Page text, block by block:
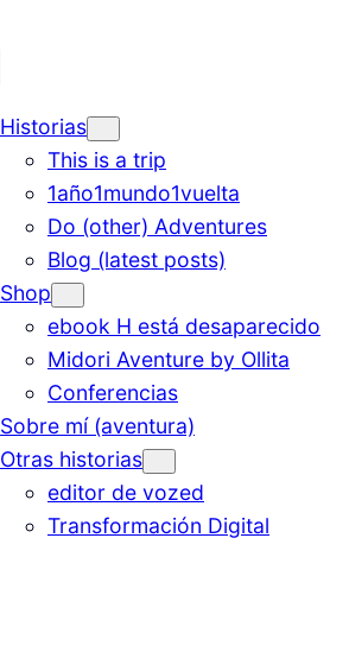
Historias
This is a trip
1año1mundo1vuelta
Do (other) Adventures
Blog (latest posts)
Shop
ebook H está desaparecido
Midori Aventure by Ollita
Conferencias
Sobre mí (aventura)
Otras historias
editor de vozed
Transformación Digital